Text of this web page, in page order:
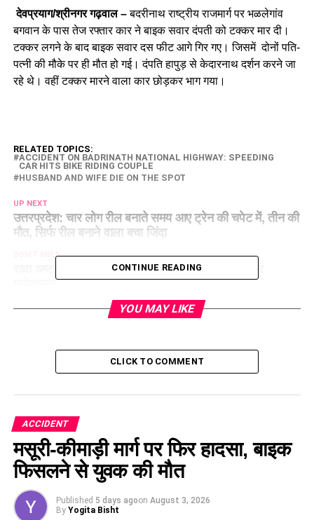
देवप्रयाग/श्रीनगर गढ़वाल –बदरीनाथ राष्ट्रीय राजमार्ग पर भळलेगांव
बगवान के पास तेज रफ्तार कार ने बाइक सवार दंपती को टक्कर मार दी।
टक्कर लगने के बाद बाइक सवार दस फीट आगे गिर गए। जिसमें दोनों पति-
पत्नी की मौके पर ही मौत हो गई। दंपति हापुड़ से केदारनाथ दर्शन करने जा
रहे थे। वहीं टक्कर मारने वाला कार छोड़कर भाग गया।
RELATED TOPICS:
ACCIDENT ON BADRINATH NATIONAL HIGHWAY: SPEEDING
CAR HITS BIKE RIDING COUPLE
HUSBAND AND WIFE DIE ON THE SPOT
UP NEXT
उत्तरप्रदेश: चार लोग रील बनाते समय आए ट्रेन की चपेट में, तीन की
मौत, सिर्फ रील बनाने वाला बचा जिंदा
DON'T MISS
राधा अष्टमी की पूजा में लगाएं इन चीजों का भोग, पूरी होगी हर
मनोकामना
CONTINUE READING
YOU MAY LIKE
CLICK TO COMMENT
ACCIDENT
मसूरी-कीमाड़ी मार्ग पर फिर हादसा, बाइक
फिसलने से युवक की मौत
Published 5 days agoon August 3, 2026
By Yogita Bisht